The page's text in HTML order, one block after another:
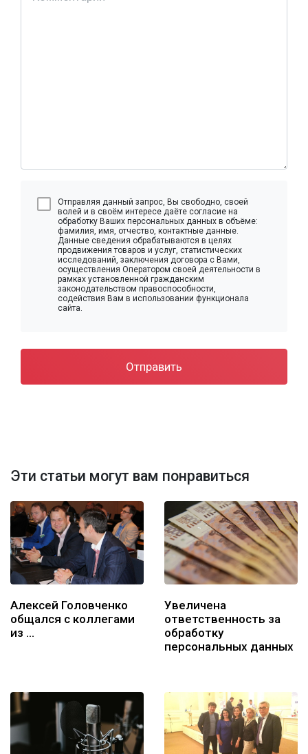
Отправляя данный запрос, Вы свободно, своей
волей и в своём интересе даёте согласие на
обработку Ваших персональных данных в объёме:
фамилия, имя, отчество, контактные данные.
Данные сведения обрабатываются в целях
продвижения товаров и услуг, статистических
исследований, заключения договора с Вами,
осуществления Оператором своей деятельности в
рамках установленной гражданским
законодательством правоспособности,
содействия Вам в использовании функционала
сайта.
Отправить
Эти статьи могут вам понравиться
Алексей Головченко
общался с коллегами
из …
Увеличена
ответственность за
обработку
персональных данных